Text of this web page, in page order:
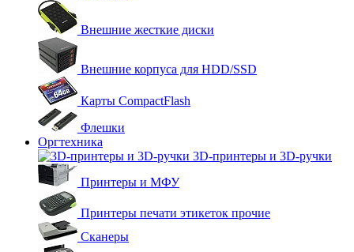
Внешние жесткие диски
Внешние корпуса для HDD/SSD
Карты CompactFlash
Флешки
Оргтехника
3D-принтеры и 3D-ручки
Принтеры и МФУ
Принтеры печати этикеток прочие
Сканеры